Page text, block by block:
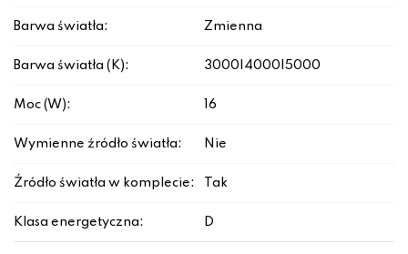
Barwa światła: Zmienna
Barwa światła (K): 3000|4000|5000
Moc (W): 16
Wymienne źródło światła: Nie
Źródło światła w komplecie: Tak
Klasa energetyczna: D